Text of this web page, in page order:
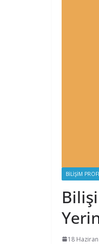
BILIŞIM
18